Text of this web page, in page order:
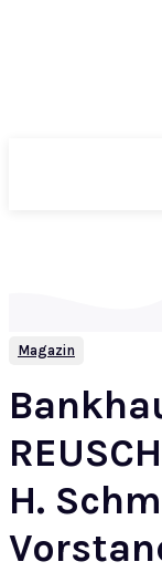
Magazin
H.